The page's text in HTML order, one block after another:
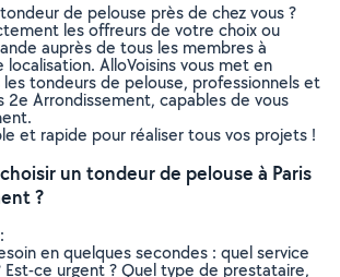
de pelouse près de chez vous ?
les offreurs de votre choix ou
auprès de tous les membres à
AlloVoisins vous met en
tondeurs de pelouse, professionnels et
2e Arrondissement, capables de vous
et rapide pour réaliser tous vos projets !
un tondeur de pelouse à Paris
?
en quelques secondes : quel service
Est-ce urgent ? Quel type de prestataire,